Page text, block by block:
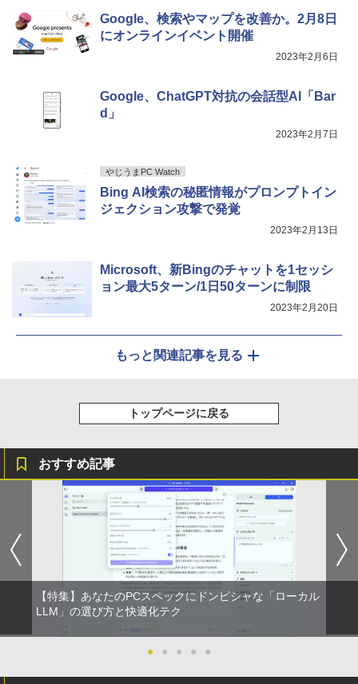
付き 防水 タッチ式音量調整 スポーツ/通勤/通
学/WEB会議(ホワイト)
Xiaomi シャオミ REDMI Buds 8 Lite ワイヤ
BUGS LIFE
￥1,625
コカ・コーラ やかんの麦茶 from 爽健美茶 ラ
￥2,009
スーパーの裏でヤニ吸うふたり 9巻 (デジタル
￥810
Google、検索やマップを改善か。2月8日
にオンラインイベント開催
2023年2月6日
Google、ChatGPT対抗の会話型AI「Bar
d」
2023年2月7日
やじうまPC Watch
Bing AI検索の秘匿情報がプロンプトイン
ジェクション攻撃で発覚
2023年2月13日
Microsoft、新Bingのチャットを1セッシ
ョン最大5ターン/1日50ターンに制限
2023年2月20日
もっと関連記事を見る
トップページに戻る
おすすめ記事
【特集】あなたのPCスペックにドンピシャな「ローカル
LLM」の選び方と快適化テク
● ● ● ● ●